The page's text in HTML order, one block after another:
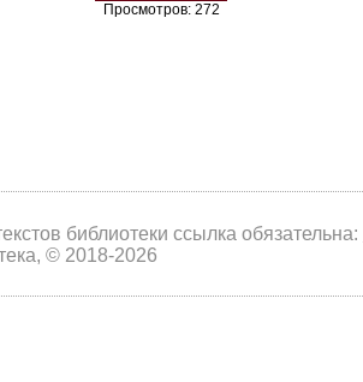
Просмотров: 272
библиотеки ссылка обязательна:
© 2018-2026